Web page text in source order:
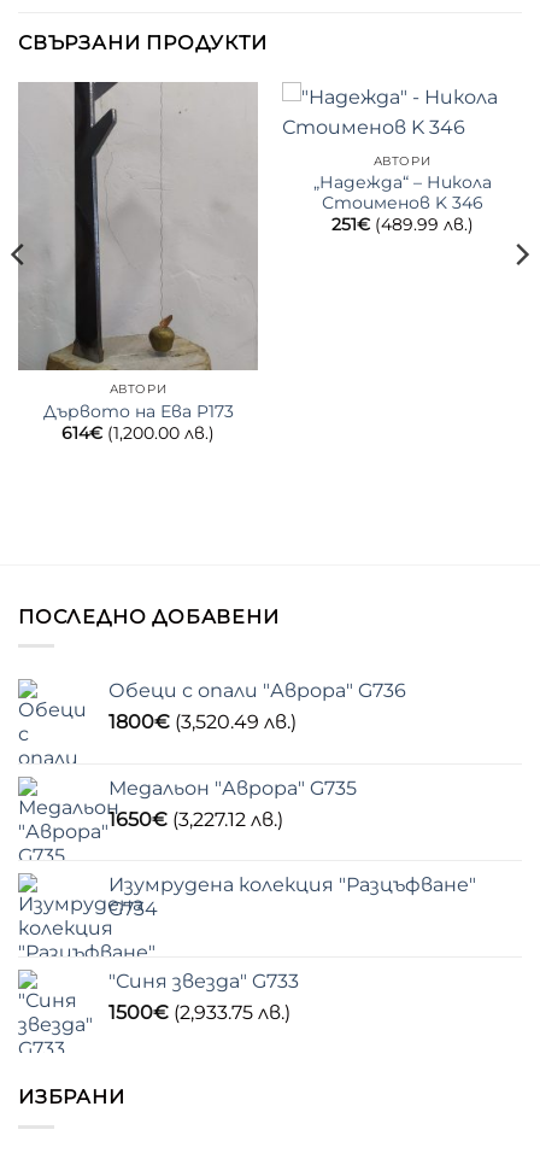
СВЪРЗАНИ ПРОДУКТИ
АВТОРИ
Дървото на Ева P173
614€ (1,200.00 лв.)
АВТОРИ
„Надежда“ – Никола
Стоименов K 346
251€ (489.99 лв.)
ПОСЛЕДНО ДОБАВЕНИ
Обеци с опали "Аврора" G736
1800€ (3,520.49 лв.)
Медальон "Аврора" G735
1650€ (3,227.12 лв.)
Изумрудена колекция "Разцъфване"
G734
"Синя звезда" G733
1500€ (2,933.75 лв.)
ИЗБРАНИ